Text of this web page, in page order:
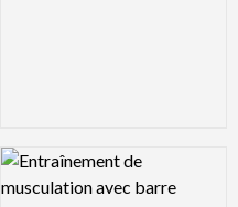
Logo Preview Image